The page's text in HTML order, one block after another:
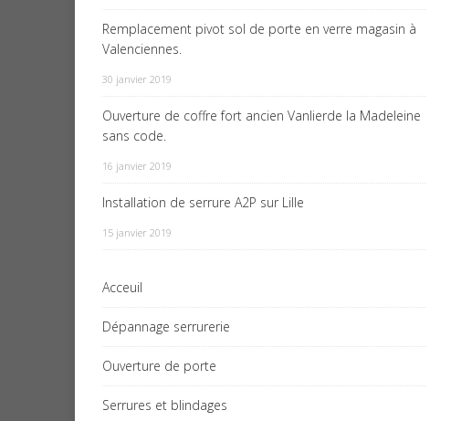
Remplacement pivot sol de porte en verre magasin à
Valenciennes.
30 janvier 2019
Ouverture de coffre fort ancien Vanlierde la Madeleine
sans code.
16 janvier 2019
Installation de serrure A2P sur Lille
15 janvier 2019
Acceuil
Dépannage serrurerie
Ouverture de porte
Serrures et blindages